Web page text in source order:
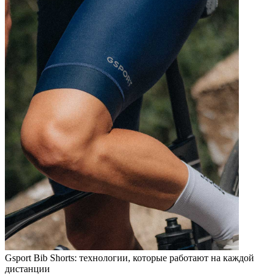
Gsport Bib Shorts: технологии, которые работают на каждой
дистанции